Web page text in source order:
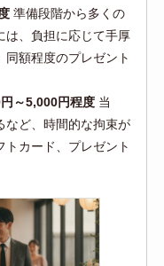
準備段階から多くの
は、負担に応じて手厚
同額程度のプレゼント
～5,000円程度 当
など、時間的な拘束が
カード、プレゼント